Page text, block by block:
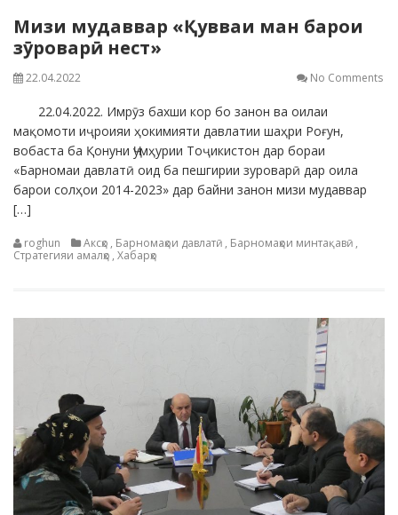
Мизи мудаввар «Қувваи ман барои
зӯроварӣ нест»
22.04.2022 No Comments
22.04.2022. Имрӯз бахши кор бо занон ва оилаи
мақомоти иҷроияи ҳокимияти давлатии шаҳри Роғун,
вобаста ба Қонуни Ҷумҳурии Тоҷикистон дар бораи
«Барномаи давлатӣ оид ба пешгирии зуроварӣ дар оила
барои солҳои 2014-2023» дар байни занон мизи мудаввар
[…]
roghun Аксҳо , Барномаҳои давлатӣ , Барномаҳои минтақавӣ ,
Стратегияи амалҳо , Хабарҳо